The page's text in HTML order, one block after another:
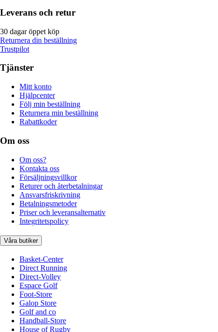
Leverans och retur
30 dagar öppet köp
Returnera din beställning
Trustpilot
Tjänster
Mitt konto
Hjälpcenter
Följ min beställning
Returnera min beställning
Rabattkoder
Om oss
Om oss?
Kontakta oss
Försäljningsvillkor
Returer och återbetalningar
Ansvarsfriskrivning
Betalningsmetoder
Priser och leveransalternativ
Integritetspolicy
Våra butiker
Basket-Center
Direct Running
Direct-Volley
Espace Golf
Foot-Store
Galop Store
Golf and co
Handball-Store
House of Rugby